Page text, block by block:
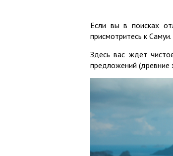
Если вы в поисках
присмотритесь к Самуи.
Здесь вас ждет
предложений (древние